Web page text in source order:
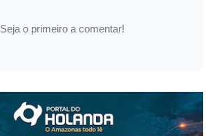
Seja o primeiro a comentar!